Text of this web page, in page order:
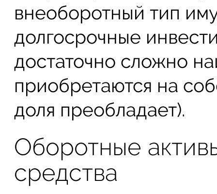
внеоборотный тип
долгосрочные
достаточно сложно
приобретаются на
доля преобладает).
Оборотные
средства